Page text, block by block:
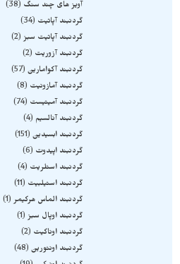
آویز های چند سنگ
38
گردنبند آپاتیت
34
گردنبند آپاتیت سبز 2
گردنبند آزوریت
2
گردنبند آکوامارین 57
گردنبند آمازونیت
8
گردنبند آمیتیست
74
گردنبند آنالسیم
4
گردنبند ابسیدین 151
گردنبند اپیدوت
6
گردنبند استلریت
4
گردنبند استیلبیت
11
گردنبند الماس هرکیمر 1
گردنبند اوپال سبز 1
گردنبند اوناکیت
2
گردنبند اونتورین 48